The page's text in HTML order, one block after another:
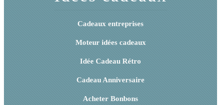
Cadeaux entreprises
Moteur idées cadeaux
Idée Cadeau Rétro
Cadeau Anniversaire
Acheter Bonbons